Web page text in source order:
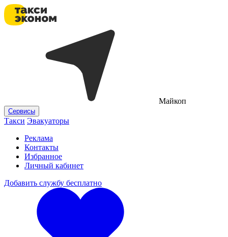
Майкоп
Сервисы
Такси Эвакуаторы
Реклама
Контакты
Избранное
Личный кабинет
Добавить службу бесплатно